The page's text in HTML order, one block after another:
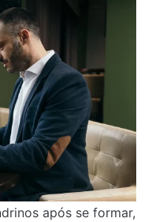
após se formar,